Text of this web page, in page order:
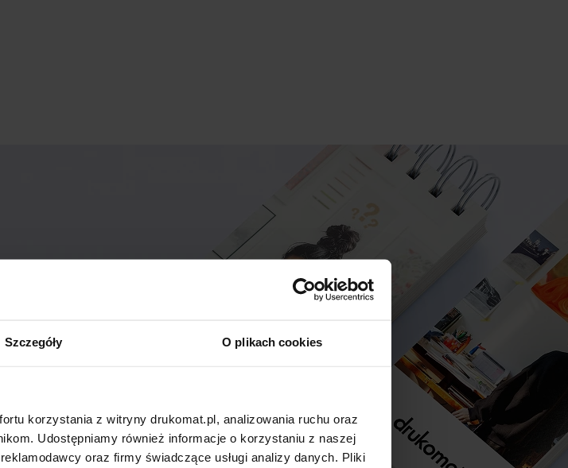
Szczegóły O plikach cookies
korzystania z witryny drukomat.pl, analizowania ruchu oraz
Udostępniamy również informacje o korzystaniu z naszej
oraz firmy świadczące usługi analizy danych. Pliki